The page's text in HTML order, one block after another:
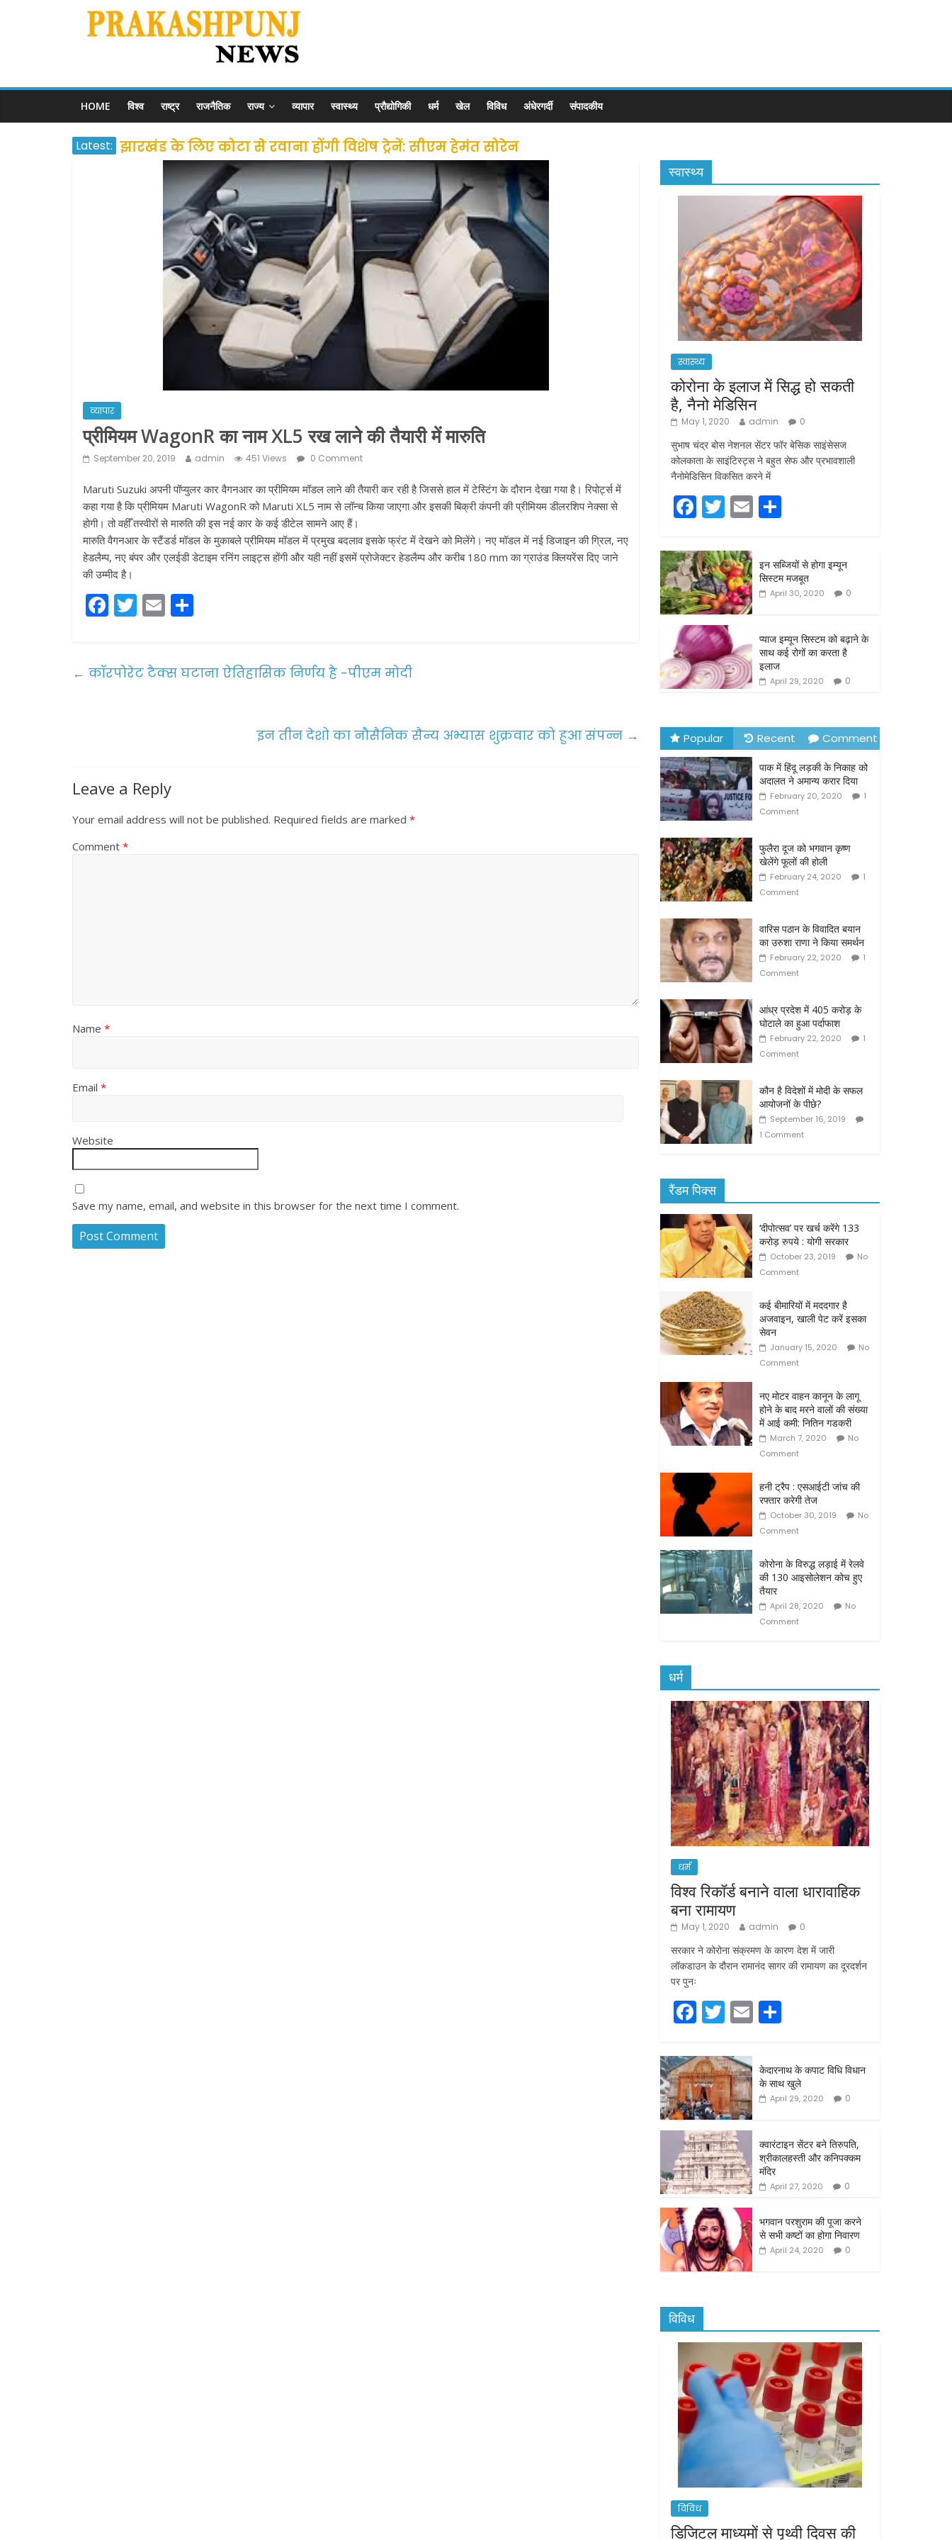
HOME विश्व राष्ट्र राजनैतिक राज्य व्यापार स्वास्थ्य प्रौद्योगिकी धर्म खेल विविध अंधेरगर्दी संपादकीय
Latest: झारखंड के लिए कोटा से रवाना होंगी विशेष ट्रेनें: सीएम हेमंत सोरेन
उत्तराखंड के अन्य राज्यों में फंसे लोगों की जल्द होगी घर वापसी
प्रवासियों व मजदूरों को दी गई छूट के बाद लोगो ने कराया पंजीयन: राजस्थान सरकार
शराब और पान की दुकानों को ग्रीन जोन में खोलने की मिली इजाजत: गृह मंत्रालय
दो हफ्ते के लिए बढ़ाया लॉकडाउन: गृह मंत्रालय
व्यापार
प्रीमियम WagonR का नाम XL5 रख लाने की तैयारी में मारुति
September 20, 2019 admin 451 Views 0 Comment
Maruti Suzuki अपनी पॉप्युलर कार वैगनआर का प्रीमियम मॉडल लाने की तैयारी कर रही है जिससे हाल में टेस्टिंग के दौरान देखा गया है। रिपोर्ट्स में
कहा गया है कि प्रीमियम Maruti WagonR को Maruti XL5 नाम से लॉन्च किया जाएगा और इसकी बिक्री कंपनी की प्रीमियम डीलरशिप नेक्सा से
होगी। तो वहीँ तस्वीरों से मारुति की इस नई कार के कई डीटेल सामने आए हैं।
मारुति वैगनआर के स्टैंडर्ड मॉडल के मुकाबले प्रीमियम मॉडल में प्रमुख बदलाव इसके फ्रंट में देखने को मिलेंगे। नए मॉडल में नई डिजाइन की ग्रिल, नए
हेडलैम्प, नए बंपर और एलईडी डेटाइम रनिंग लाइट्स होंगी और यही नहीं इसमें प्रोजेक्टर हेडलैम्प और करीब 180 mm का ग्राउंड क्लियरेंस दिए जाने
की उम्मीद है।
F
a
e
T
w
er
E
m
l e
← कॉरपोरेट टैक्स घटाना ऐतिहासिक निर्णय है -पीएम मोदी
इन तीन देशो का नौसैनिक सैन्य अभ्यास शुक्रवार को हुआ संपन्न →
Leave a Reply
Your email address will not be published. Required fields are marked *
Comment *
Name *
Email *
Website
Save my name, email, and website in this browser for the next time I comment.
स्वास्थ्य
स्वास्थ्य
कोरोना के इलाज में सिद्ध हो सकती
है, नैनो मेडिसिन
May 1, 2020 admin 0
सुभाष चंद्र बोस नेशनल सेंटर फॉर बेसिक साइंसेसज
कोलकाता के साइंटिस्ट्स ने बहुत सेफ और प्रभावशाली
नैनोमेडिसिन विकसित करने में
F
a
c
e
b
o
o
k
T
w
itt
er
E
m
ar
e
इन सब्जियों से होगा इम्यून
सिस्टम मजबूत
April 30, 2020 0
प्याज इम्यून सिस्टम को बढ़ाने के
साथ कई रोगों का करता है
इलाज
April 29, 2020 0
Popular Recent Comment
पाक में हिंदू लड़की के निकाह को
अदालत ने अमान्य करार दिया
February 20, 2020
1
Comment
फुलैरा दूज को भगवान कृष्ण
खेलेंगे फूलों की होली
February 24, 2020
1
Comment
वारिस पठान के विवादित बयान
का उरुशा राणा ने किया समर्थन
February 22, 2020
1
Comment
आंध्र प्रदेश में 405 करोड़ के
घोटाले का हुआ पर्दाफाश
February 22, 2020
1
Comment
कौन है विदेशों में मोदी के सफल
आयोजनों के पीछे?
September 16, 2019
1 Comment
रैंडम पिक्स
‘दीपोत्सव’ पर खर्च करेंगे 133
करोड़ रुपये : योगी सरकार
October 23, 2019
No
Comment
कई बीमारियों में मददगार है
अजवाइन, खाली पेट करें इसका
सेवन
January 15, 2020
No
Comment
नए मोटर वाहन कानून के लागू
होने के बाद मरने वालों की संख्या
में आई कमी: नितिन गडकरी
March 7, 2020
No
Comment
हनी ट्रैप : एसआईटी जांच की
रफ्तार करेगी तेज
October 30, 2019
No
Comment
कोरोना के विरुद्ध लड़ाई में रेलवे
की 130 आइसोलेशन कोच हुए
तैयार
April 28, 2020
No
Comment
धर्म
धर्म
विश्व रिकॉर्ड बनाने वाला धारावाहिक
बना रामायण
May 1, 2020 admin 0
सरकार ने कोरोना संक्रमण के कारण देश में जारी
लॉकडाउन के दौरान रामानंद सागर की रामायण का दूरदर्शन
पर पुनः
F
a
c
e
b
o
o
k
T
w
itt
er
E
m
ai ar
e
केदारनाथ के कपाट विधि विधान
के साथ खुले
April 29, 2020 0
क्वारंटाइन सेंटर बने तिरुपति,
श्रीकालहस्ती और कनिपक्कम
मंदिर
April 27, 2020 0
भगवान परशुराम की पूजा करने
से सभी कष्टों का होगा निवारण
April 24, 2020 0
विविध
विविध
डिजिटल माध्यमों से पृथ्वी दिवस की